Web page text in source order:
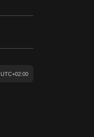
UTC+02:00